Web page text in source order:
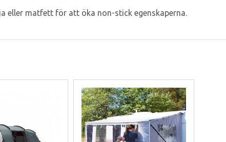
eller matfett för att öka non-stick egenskaperna.